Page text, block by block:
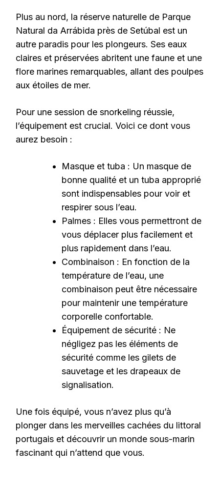
Plus au nord, la réserve naturelle de Parque
Natural da Arrábida près de Setúbal est un
autre paradis pour les plongeurs. Ses eaux
claires et préservées abritent une faune et une
flore marines remarquables, allant des poulpes
aux étoiles de mer.
Pour une session de snorkeling réussie,
l’équipement est crucial. Voici ce dont vous
aurez besoin :
Masque et tuba : Un masque de
bonne qualité et un tuba approprié
sont indispensables pour voir et
respirer sous l’eau.
Palmes : Elles vous permettront de
vous déplacer plus facilement et
plus rapidement dans l’eau.
Combinaison : En fonction de la
température de l’eau, une
combinaison peut être nécessaire
pour maintenir une température
corporelle confortable.
Équipement de sécurité : Ne
négligez pas les éléments de
sécurité comme les gilets de
sauvetage et les drapeaux de
signalisation.
Une fois équipé, vous n’avez plus qu’à
plonger dans les merveilles cachées du littoral
portugais et découvrir un monde sous-marin
fascinant qui n’attend que vous.